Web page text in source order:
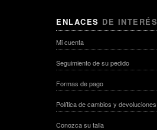
ENLACES DE INTERÉS
Mi cuenta
Seguimiento de su pedido
Formas de pago
Política de cambios y devoluciones
Conozca su talla